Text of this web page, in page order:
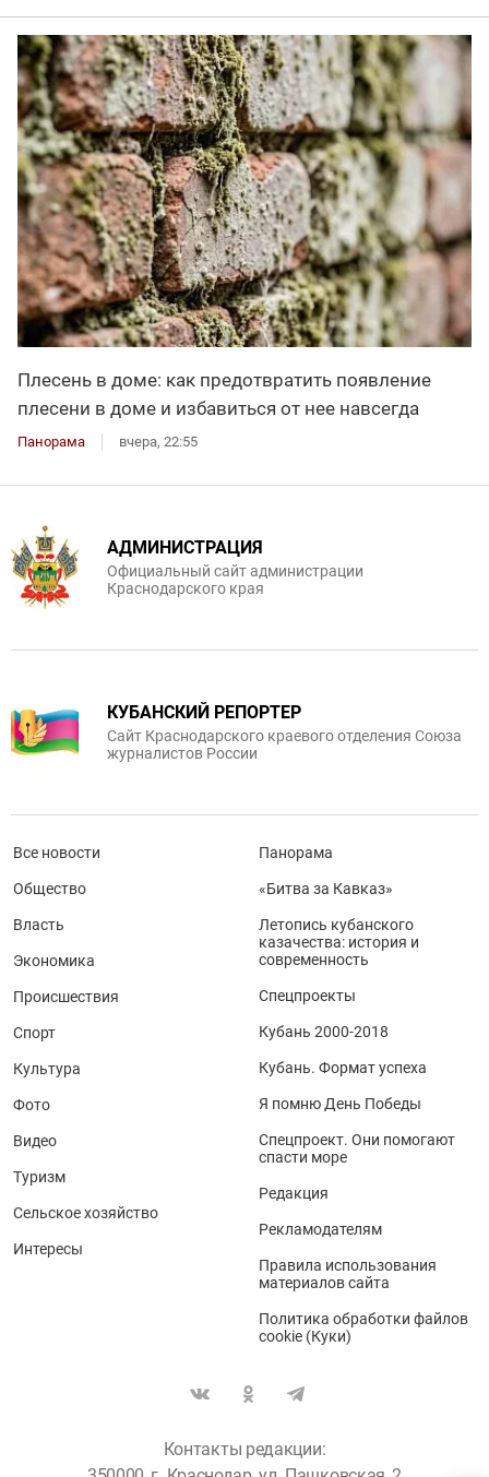
Плесень в доме: как предотвратить появление
плесени в доме и избавиться от нее навсегда
Панорама вчера, 22:55
АДМИНИСТРАЦИЯ
Официальный сайт администрации
Краснодарского края
КУБАНСКИЙ РЕПОРТЕР
Сайт Краснодарского краевого отделения Союза
журналистов России
Все новости
Общество
Власть
Экономика
Происшествия
Спорт
Культура
Фото
Видео
Туризм
Сельское хозяйство
Интересы
Панорама
«Битва за Кавказ»
Летопись кубанского
казачества: история и
современность
Спецпроекты
Кубань 2000-2018
Кубань. Формат успеха
Я помню День Победы
Спецпроект. Они помогают
спасти море
Редакция
Рекламодателям
Правила использования
материалов сайта
Политика обработки файлов
cookie (Куки)
Контакты редакции: